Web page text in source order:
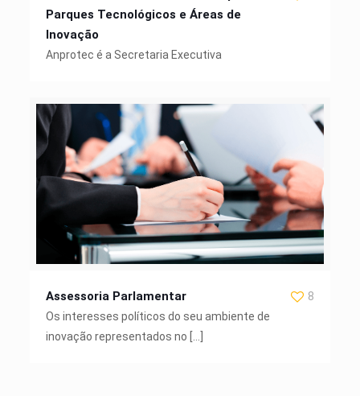
Parques Tecnológicos e Áreas de
Inovação
Anprotec é a Secretaria Executiva
Assessoria Parlamentar
8
Os interesses políticos do seu ambiente de
inovação representados no […]